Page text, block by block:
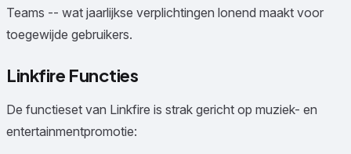
Teams -- wat jaarlijkse verplichtingen lonend maakt voor
toegewijde gebruikers.
Linkfire Functies
De functieset van Linkfire is strak gericht op muziek- en
entertainmentpromotie: